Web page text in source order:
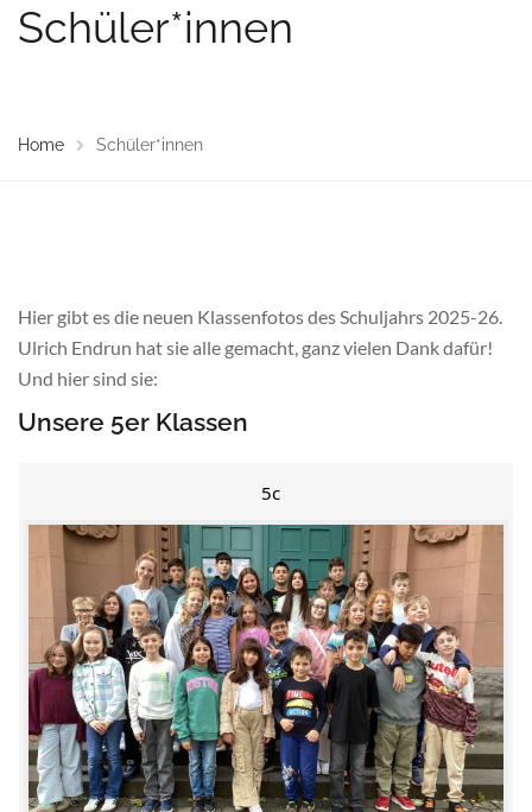
Schüler*innen
Home Schüler*innen
Hier gibt es die neuen Klassenfotos des Schuljahrs 2025-26.
Ulrich Endrun hat sie alle gemacht, ganz vielen Dank dafür!
Und hier sind sie:
Unsere 5er Klassen
5c